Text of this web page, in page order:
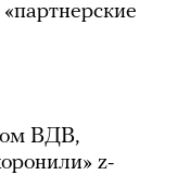
ВДВ,
z-